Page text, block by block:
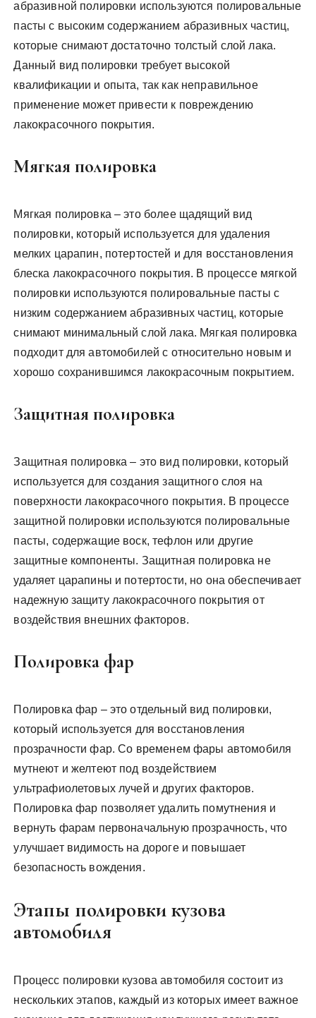
абразивной полировки используются полировальные
пасты с высоким содержанием абразивных частиц,
которые снимают достаточно толстый слой лака.
Данный вид полировки требует высокой
квалификации и опыта, так как неправильное
применение может привести к повреждению
лакокрасочного покрытия.
Мягкая полировка
Мягкая полировка – это более щадящий вид
полировки, который используется для удаления
мелких царапин, потертостей и для восстановления
блеска лакокрасочного покрытия. В процессе мягкой
полировки используются полировальные пасты с
низким содержанием абразивных частиц, которые
снимают минимальный слой лака. Мягкая полировка
подходит для автомобилей с относительно новым и
хорошо сохранившимся лакокрасочным покрытием.
Защитная полировка
Защитная полировка – это вид полировки, который
используется для создания защитного слоя на
поверхности лакокрасочного покрытия. В процессе
защитной полировки используются полировальные
пасты, содержащие воск, тефлон или другие
защитные компоненты. Защитная полировка не
удаляет царапины и потертости, но она обеспечивает
надежную защиту лакокрасочного покрытия от
воздействия внешних факторов.
Полировка фар
Полировка фар – это отдельный вид полировки,
который используется для восстановления
прозрачности фар. Со временем фары автомобиля
мутнеют и желтеют под воздействием
ультрафиолетовых лучей и других факторов.
Полировка фар позволяет удалить помутнения и
вернуть фарам первоначальную прозрачность, что
улучшает видимость на дороге и повышает
безопасность вождения.
Этапы полировки кузова
автомобиля
Процесс полировки кузова автомобиля состоит из
нескольких этапов, каждый из которых имеет важное